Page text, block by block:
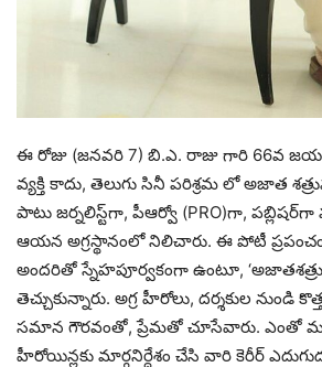
ఈ రోజు (జనవరి 7) బి.ఎ. రాజు గారి 66వ
వ్యక్తి కాదు, తెలుగు సినీ పరిశ్రమ లో అజాత
పాటు జర్నలిస్ట్‌గా, పీఆర్వో (PRO)గా,
ఆయన అగ్రస్థానంలో నిలిచారు. ఈ పోటీ
అందరితో స్నేహపూర్వకంగా ఉంటూ,
తెచ్చుకున్నారు. అగ్ర హీరోలు, దర్శకుల నుండి
సమాన గౌరవంతో, ప్రేమతో చూసేవారు. ఎంతో
హీరోయిన్లకు మార్గనిర్దేశం చేసి వారి కెరీర్